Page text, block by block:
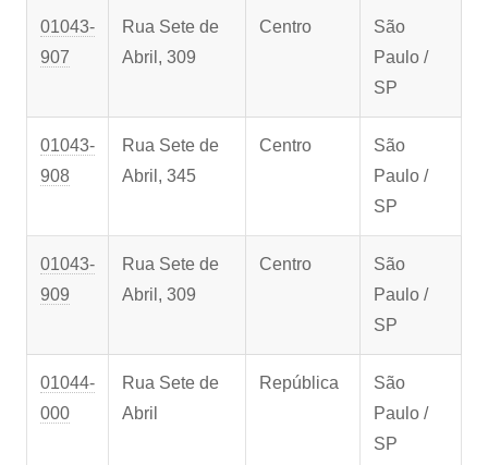
01043-
907
Rua Sete de
Abril, 309
Centro
São
Paulo /
SP
01043-
908
Rua Sete de
Abril, 345
Centro
São
Paulo /
SP
01043-
909
Rua Sete de
Abril, 309
Centro
São
Paulo /
SP
01044-
000
Rua Sete de
Abril
República
São
Paulo /
SP